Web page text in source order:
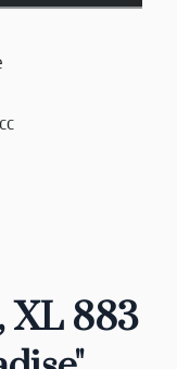
XL 883